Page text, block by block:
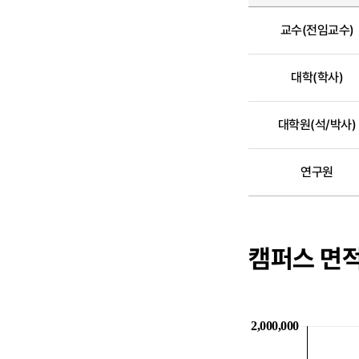
교수(전임교수)
대학(학사)
대학원(석/박사)
연구원
캠퍼스 면